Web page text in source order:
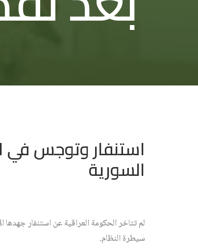
استنفار وتوجس في
السورية
لم تتاخر الحكومة العراقية عن استنفار
سيطرة النظام.